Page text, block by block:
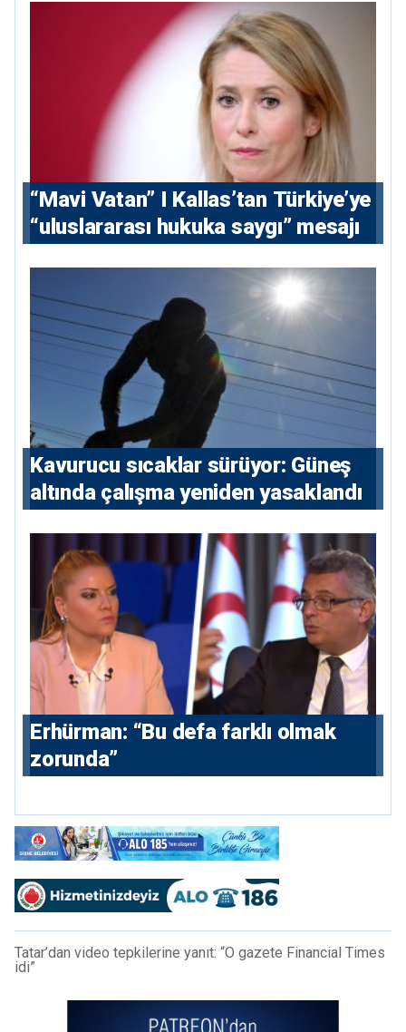
“Mavi Vatan” I Kallas’tan Türkiye’ye
“uluslararası hukuka saygı” mesajı
Kavurucu sıcaklar sürüyor: Güneş
altında çalışma yeniden yasaklandı
Erhürman: “Bu defa farklı olmak
zorunda”
Tatar’dan video tepkilerine yanıt: “O gazete Financial Times
idi”